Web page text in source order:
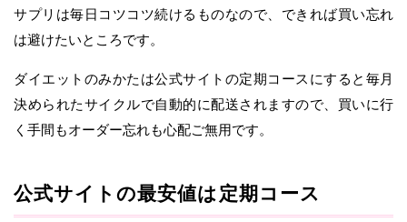
サプリは毎日コツコツ続けるものなので、できれば買い忘れ
は避けたいところです。
ダイエットのみかたは公式サイトの定期コースにすると毎月
決められたサイクルで自動的に配送されますので、買いに行
く手間もオーダー忘れも心配ご無用です。
公式サイトの最安値は定期コース